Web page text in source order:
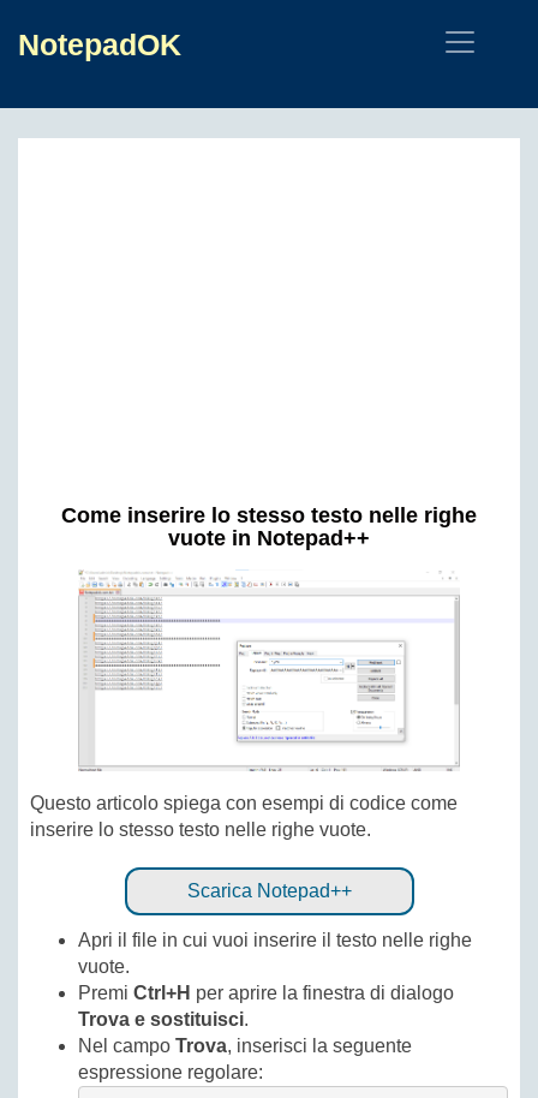
NotepadOK
Come inserire lo stesso testo nelle righe
vuote in Notepad++
Questo articolo spiega con esempi di codice come
inserire lo stesso testo nelle righe vuote.
Scarica Notepad++
Apri il file in cui vuoi inserire il testo nelle righe
vuote.
Premi Ctrl+H per aprire la finestra di dialogo
Trova e sostituisci.
Nel campo Trova, inserisci la seguente
espressione regolare: